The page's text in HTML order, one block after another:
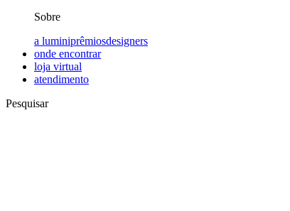
Sobre
a luminiprêmiosdesigners
onde encontrar
loja virtual
atendimento
Pesquisar